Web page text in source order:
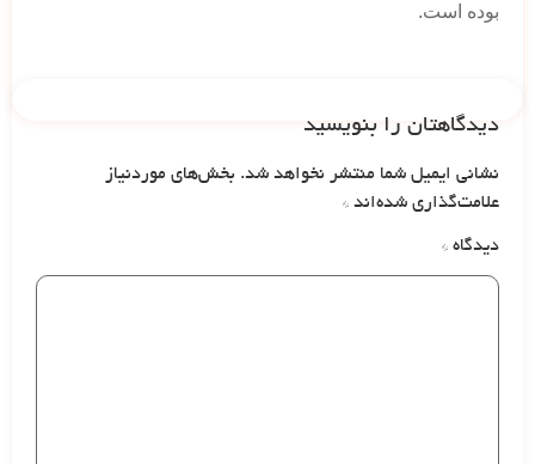
بوده است.
دیدگاهتان را بنویسید
نشانی ایمیل شما منتشر نخواهد شد. بخش‌های موردنیاز
علامت‌گذاری شده‌اند *
دیدگاه *